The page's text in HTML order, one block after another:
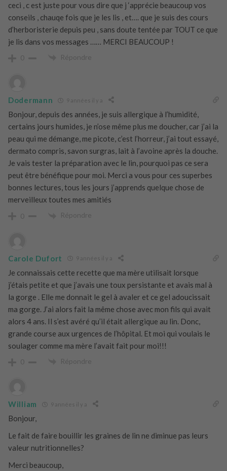
ceci , c est juste pour vous dire que j ‘apprécie beaucoup vos
conseils , chauqe fois que je les lis , et…. que je suis des cours
d’herboristerie depuis peu , sans doute tentée par TOUT ce que
je lis dans vos messages …… MERCI BEAUCOUP !
0 Répondre
Dodermann 9 années il y a
Bonjour, depuis des années, je suis allergique à l’humidité,
certains jours humides, je n’ose même plus me doucher, car j’ai la
peau qui me démange, me picote, c’est l’horreur, j’ai tout essayé,
dermato compris, savon surgras, lait à l’avoine après la douche.
Je vais tester la préparation avec le lin, pourquoi pas ce sera
peut être bénéfique pour moi. Merci a vous pour ces superbes
bonnes lectures, tous les jours j’apprends quelque chose de
merveilleux toutes mes amitiés
0 Répondre
Carole Dufort 9 années il y a
Je connaissais cette recette que ma mère utilisait lorsque
j’étais petite et que j’avais une toux persistante et avais mal à
la gorge . Elle me donnait le gel à avaler et ce gel adoucissait
ma gorge. J’ai alors fait la même chose avec mon fils qui avait
alors 4 ans. Il s’est avéré qu’il était allergique au lin. Donc,
grande course aux urgences de l’hôpital. Et moi qui voulais le
soulager comme ma mère l’avait fait pour moi!!!
0 Répondre
William 9 années il y a
Bonjour,
Le fait de faire bouillir les graines de lin ne diminue pas leurs
valeur nutritionnelles?
Merci beaucoup,